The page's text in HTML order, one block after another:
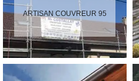
ARTISAN COUVREUR 95